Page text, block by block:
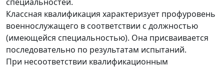
Классная квалификация характеризует профуровень
военнослужащего в соответствии с должностью
(имеющейся специальностью). Она присваивается
последовательно по результатам испытаний.
При несоответствии квалификационным